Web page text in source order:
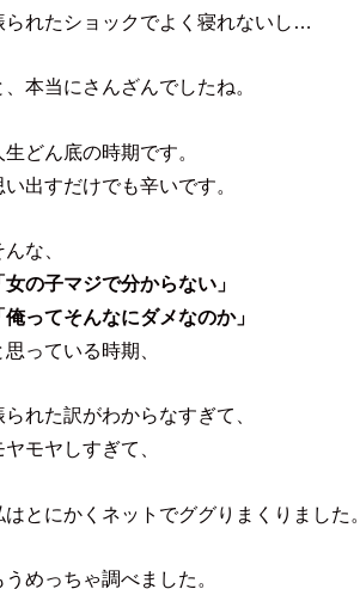
られたショックでよく寝れないし…
、本当にさんざんでしたね。
生どん底の時期です。
い出すだけでも辛いです。
んな、
女の子マジで分からない」
俺ってそんなにダメなのか」
思っている時期、
られた訳がわからなすぎて、
ヤモヤしすぎて、
はとにかくネットでググりまくりました。
うめっちゃ調べました。